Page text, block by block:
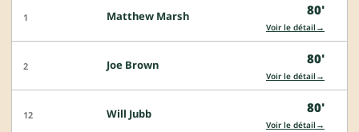
1 Matthew Marsh 80'
Voir le détail →
2 Joe Brown 80'
Voir le détail →
12 Will Jubb 80'
Voir le détail →